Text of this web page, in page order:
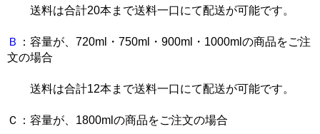
送料は合計20本まで送料一口にて配送が可能です。
Ｂ
：容量が、720ml・750ml・900ml・1000mlの商品をご注
文の場合
送料は合計12本まで送料一口にて配送が可能です。
Ｃ：容量が、1800mlの商品をご注文の場合